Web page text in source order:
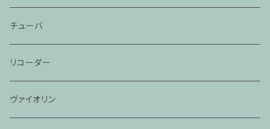
チューバ
リコーダー
ヴァイオリン